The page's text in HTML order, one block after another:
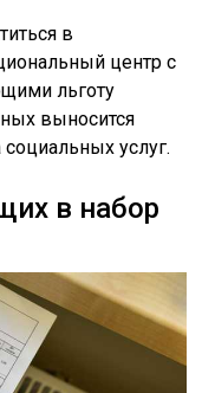
в
центр с
льготу
выносится
услуг.
в набор